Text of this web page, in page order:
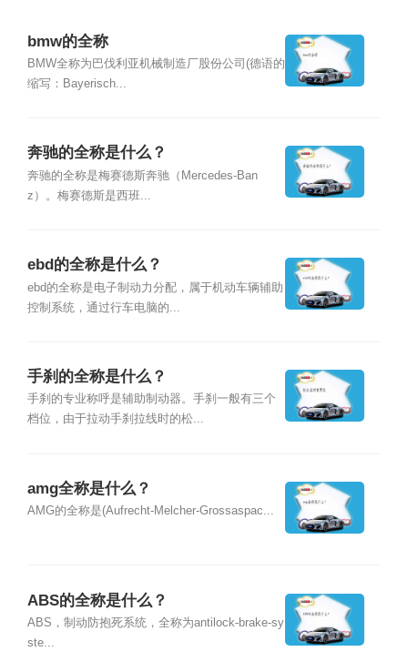
bmw的全称
BMW全称为巴伐利亚机械制造厂股份公司(德语的
缩写：Bayerisch...
奔驰的全称是什么？
奔驰的全称是梅赛德斯奔驰（Mercedes-Ban
z）。梅赛德斯是西班...
ebd的全称是什么？
ebd的全称是电子制动力分配，属于机动车辆辅助
控制系统，通过行车电脑的...
手刹的全称是什么？
手刹的专业称呼是辅助制动器。手刹一般有三个
档位，由于拉动手刹拉线时的松...
amg全称是什么？
AMG的全称是(Aufrecht-Melcher-Grossaspac...
ABS的全称是什么？
ABS，制动防抱死系统，全称为antilock-brake-sy
ste...